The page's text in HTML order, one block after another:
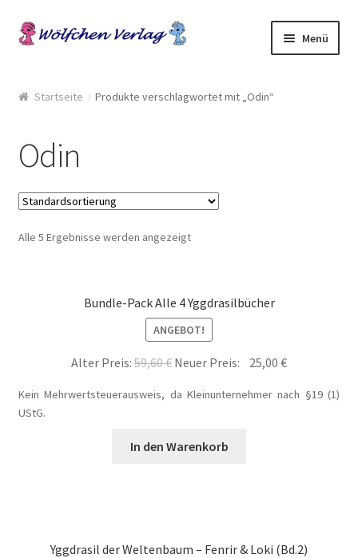
Zur
Navigation
Springe
zum
Menü
AGB
Anthologien
Ausschreibung Erotik-Furry-Artbook
Ausschreibungen für 2018
Buch-Shop
Das Verlagsteam
Startseite Produkte verschlagwortet mit „Odin“
Odin
Alle 5 Ergebnisse werden angezeigt
Bundle-Pack Alle 4 Yggdrasilbücher
ANGEBOT!
Alter Preis:59,60€ Ursprünglicher
war:
Neuer Preis: 25,00€Aktueller
ist:
Kein Mehrwertsteuerausweis, da Kleinunternehmer nach §19 (1)
UStG.
In den Warenkorb
Yggdrasil der Weltenbaum – Fenrir & Loki (Bd.2)